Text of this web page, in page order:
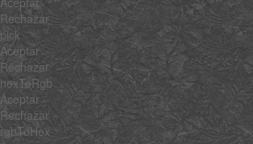
Rechazar
pick
Aceptar
Rechazar
hexToRgb
Aceptar
Rechazar
rgbToHex